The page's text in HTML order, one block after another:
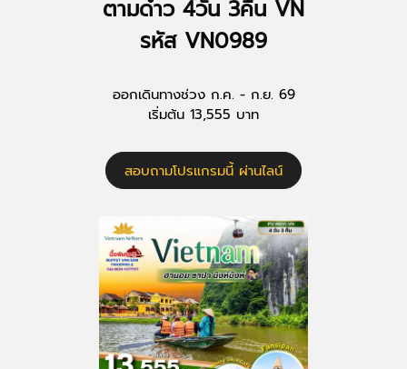
ตามด๋าว 4วัน 3คืน VN
รหัส VN0989
ออกเดินทางช่วง ก.ค. - ก.ย. 69
เริ่มต้น 13,555 บาท
สอบถามโปรแกรมนี้ ผ่านไลน์